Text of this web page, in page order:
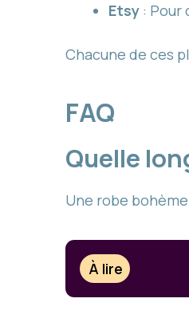
Etsy : Pour
Chacune de ces
FAQ
Quelle
Une robe
À lire